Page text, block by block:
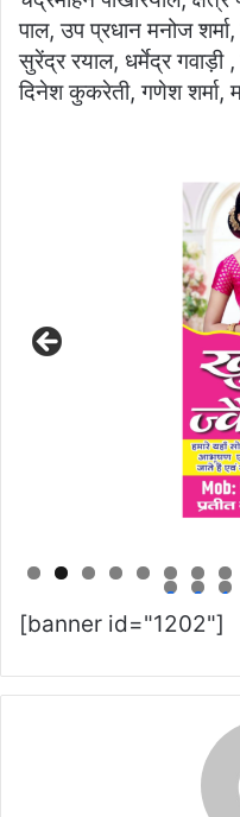
पाल, उप प्रधान मनोज
सुरेंद्र रयाल, धर्मेद्र गवाड़ी
दिनेश कुकरेती, गणेश शर्मा,
9 0 1
[banner id="1202"]